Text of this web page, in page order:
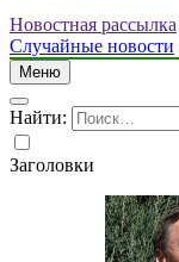
Новостная рассылка
Случайные новости
Меню
Найти:
Заголовки